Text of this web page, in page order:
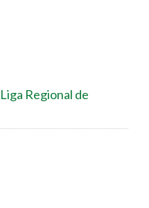
Regional de